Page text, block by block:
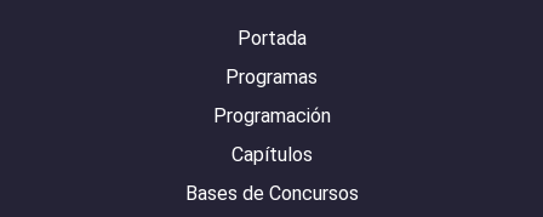
Portada
Programas
Programación
Capítulos
Bases de Concursos